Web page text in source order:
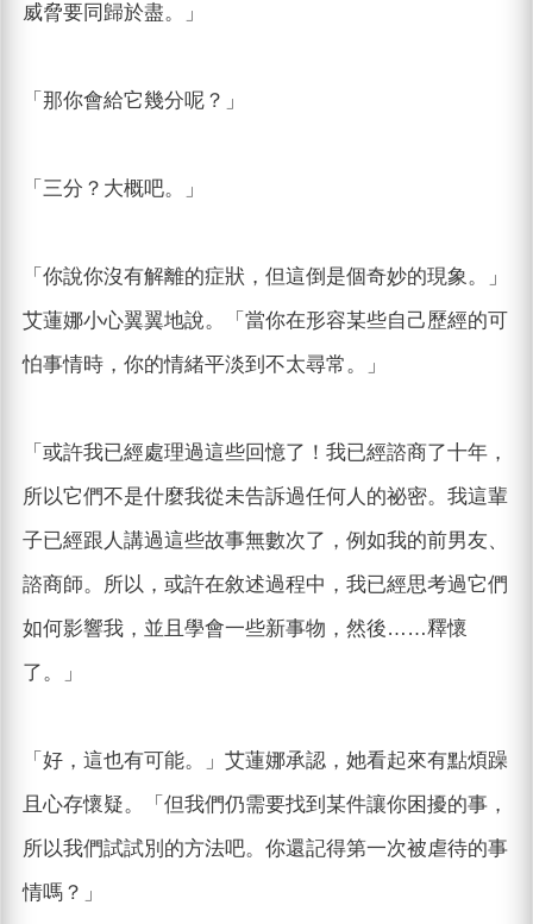
威脅要同歸於盡。」
「那你會給它幾分呢？」
「三分？大概吧。」
「你說你沒有解離的症狀，但這倒是個奇妙的現象。」
艾蓮娜小心翼翼地說。「當你在形容某些自己歷經的可
怕事情時，你的情緒平淡到不太尋常。」
「或許我已經處理過這些回憶了！我已經諮商了十年，
所以它們不是什麼我從未告訴過任何人的祕密。我這輩
子已經跟人講過這些故事無數次了，例如我的前男友、
諮商師。所以，或許在敘述過程中，我已經思考過它們
如何影響我，並且學會一些新事物，然後……釋懷
了。」
「好，這也有可能。」艾蓮娜承認，她看起來有點煩躁
且心存懷疑。「但我們仍需要找到某件讓你困擾的事，
所以我們試試別的方法吧。你還記得第一次被虐待的事
情嗎？」